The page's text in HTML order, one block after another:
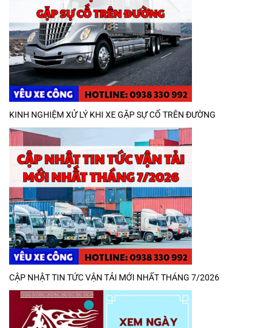
KINH NGHIỆM XỬ LÝ KHI XE GẶP SỰ CỐ TRÊN ĐƯỜNG
CẬP NHẬT TIN TỨC VẬN TẢI MỚI NHẤT THÁNG 7/2026